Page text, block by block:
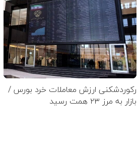
رکوردشکنی ارزش معاملات خرد بورس /
بازار به مرز ۲۳ همت رسید